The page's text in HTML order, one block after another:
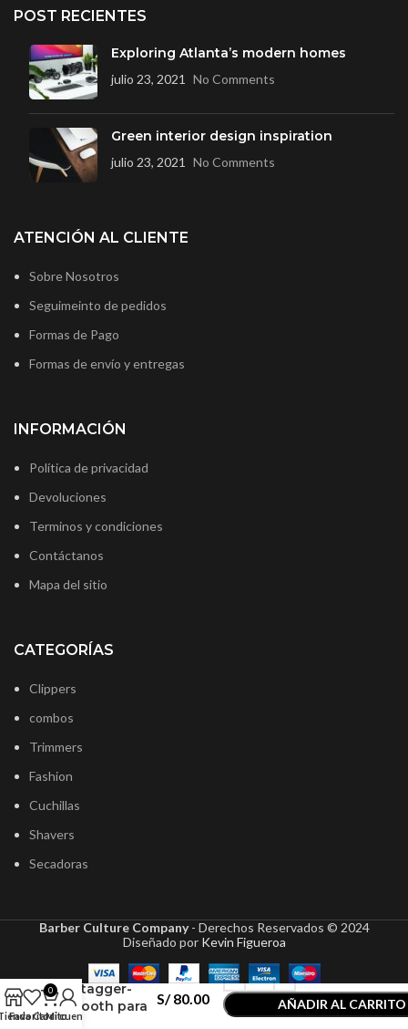
POST RECIENTES
Exploring Atlanta’s modern homes
julio 23, 2021 No Comments
Green interior design inspiration
julio 23, 2021 No Comments
ATENCIÓN AL CLIENTE
Sobre Nosotros
Seguimeinto de pedidos
Formas de Pago
Formas de envío y entregas
INFORMACIÓN
Política de privacidad
Devoluciones
Terminos y condiciones
Contáctanos
Mapa del sitio
CATEGORÍAS
Clippers
combos
Trimmers
Fashion
Cuchillas
Shavers
Secadoras
Barber Culture Company- Derechos Reservados © 2024
Diseñado por Kevin Figueroa
Wahl
Clipper
Stagger-
Tooth para
Magic clip
S/80.00
AÑADIR AL CARRITO
Favoritos
0
Carrito
Mi cuenta